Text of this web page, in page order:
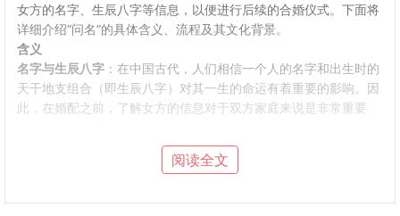
女方的名字、生辰八字等信息，以便进行后续的合婚仪式。下面将
详细介绍“问名”的具体含义、流程及其文化背景。
含义
名字与生辰八字：在中国古代，人们相信一个人的名字和出生时的
天干地支组合（即生辰八字）对其一生的命运有着重要的影响。因
此，在婚配之前，了解女方的信息对于双方家庭来说是非常重要
：通过获取女方的名字和生辰八字，男方家庭可以请算命先生
或风水师来进行合婚，即判断男女双方是否相配，婚姻能否幸福美
流程
阅读全文